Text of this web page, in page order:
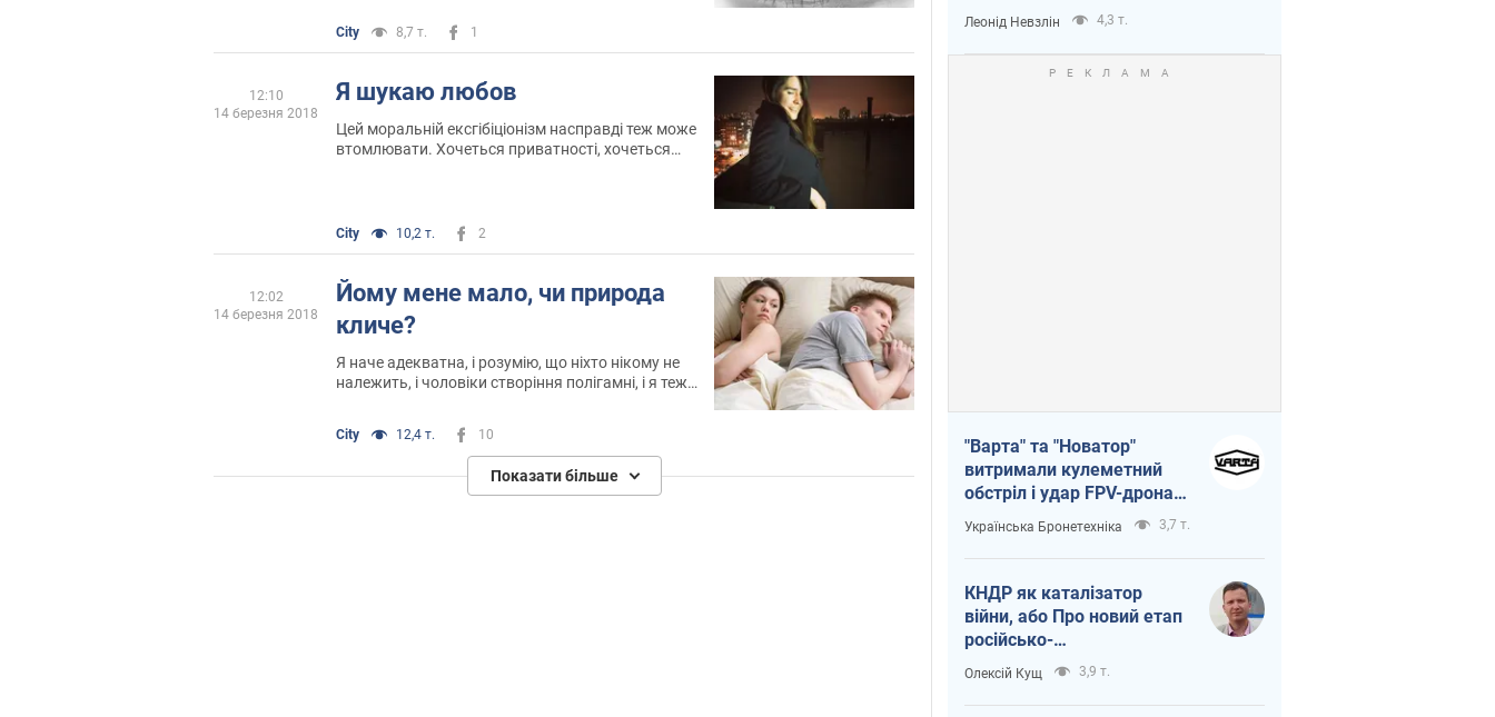
City 8,7 т. 1
Я шукаю любов
Цей моральній ексгібіціонізм насправді теж може
втомлювати. Хочеться приватності, хочеться
City 10,2 т. 2
12:10
14 березня 2018
Йому мене мало, чи природа
кличе?
Я наче адекватна, і розумію, що ніхто нікому не
належить, і чоловіки створіння полігамні, і я теж
City 12,4 т. 10
12:02
14 березня 2018
Показати більше
Леонід Невзлін 4,3 т.
"Варта" та "Новатор"
витримали кулеметний
обстріл і удар FPV-дрона,
врятувавши життя
офіцеру ЗСУ
Українська Бронетехніка 3,7 т.
КНДР як каталізатор
війни, або Про новий етап
російсько-
північнокорейського
Олексій Кущ 3,9 т.